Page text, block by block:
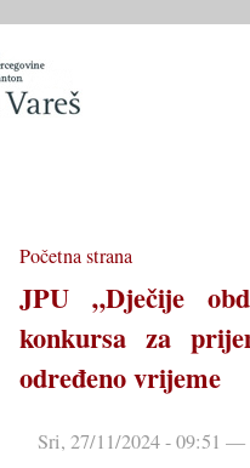
Početna strana
JPU „Dječije
konkursa za
određeno vrijeme
Sri, 27/11/2024 - 09:51